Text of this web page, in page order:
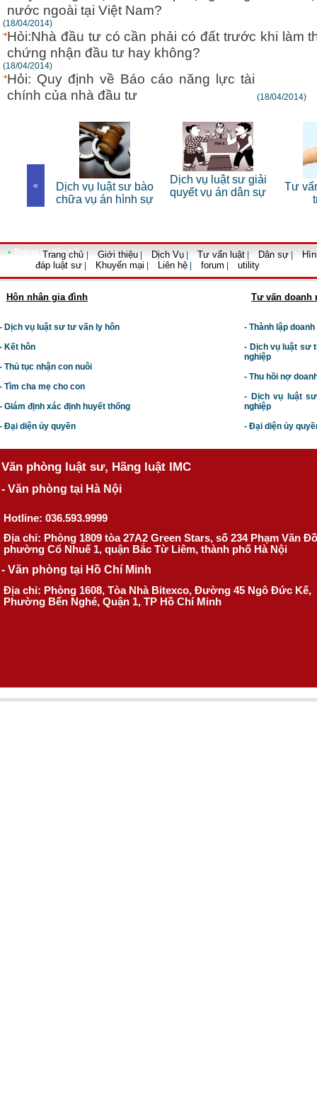
nước ngoài tại Việt Nam?
(18/04/2014)
Hỏi:Nhà đầu tư có cần phải có đất trước khi làm
chứng nhận đầu tư hay không?
(18/04/2014)
Hỏi: Quy định về Báo cáo năng lực tài
chính của nhà đầu tư
(18/04/2014)
«
Dịch vụ luật sư bào
chữa vụ án hình sự
Dịch vụ luật sư giải
quyết vụ án dân sự
Tư
• Thông tin liên hệ
Trang chủ Giới thiệu Dịch Vụ Tư vấn luật Dân sự
đáp luật sư
Khuyến mại Liên hệ forum utility
Hôn nhân gia đình
Dịch vụ luật sư tư vấn ly hôn
Kết hôn
Thủ tục nhận con nuôi
Tìm cha mẹ cho con
Giám định xác định huyết thống
Đại diện ủy quyền
Tư vấn doanh
- Thành lập
- Dịch vụ luật sư t
nghiệp
- Thu hồi nợ
- Dịch vụ luật
nghiệp
- Đại diện ủy
Văn phòng luật sư, Hãng luật IMC
- Văn phòng tại Hà Nội
Hotline: 036.593.9999
Địa chỉ: Phòng 1809 tòa 27A2 Green Stars, số 234 Phạm Văn
phường Cổ Nhuế 1, quận Bắc Từ Liêm, thành phố Hà Nội
- Văn phòng tại Hồ Chí Minh
Địa chỉ: Phòng 1608, Tòa Nhà Bitexco, Đường 45 Ngô Đức Kế,
Phường Bến Nghé, Quận 1, TP Hồ Chí Minh